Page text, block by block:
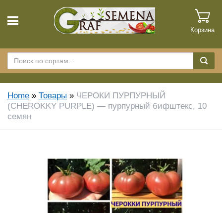
Корзина
Home » Товары » ЧЕРОКИ ПУРПУРНЫЙ
(CHEROKKY PURPLE) — пурпурный бифштекс, 10
семян